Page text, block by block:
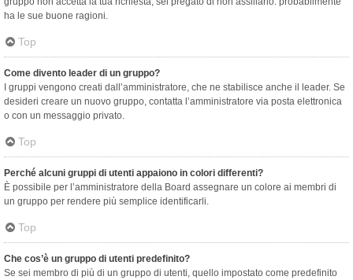
ha le sue buone ragioni.
Top
Come divento leader di un gruppo?
I gruppi vengono creati dall’amministratore, che ne stabilisce anche il leader. Se
desideri creare un nuovo gruppo, contatta l’amministratore via posta elettronica
o con un messaggio privato.
Top
Perché alcuni gruppi di utenti appaiono in colori differenti?
È possibile per l’amministratore della Board assegnare un colore ai membri di
un gruppo per rendere più semplice identificarli.
Top
Che cos’è un gruppo di utenti predefinito?
Se sei membro di più di un gruppo di utenti, quello impostato come predefinito